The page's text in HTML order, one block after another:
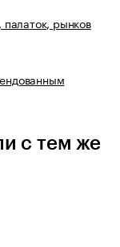
палаток, рынков
с тем же